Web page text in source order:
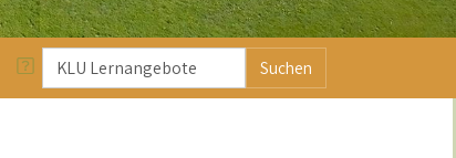
durchsuchen
Suchen